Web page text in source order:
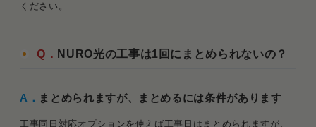
ください。
Q． NURO光の工事は1回にまとめられないの？
A． まとめられますが、まとめるには条件があります
工事同日対応オプションを使えば工事日はまとめられますが、